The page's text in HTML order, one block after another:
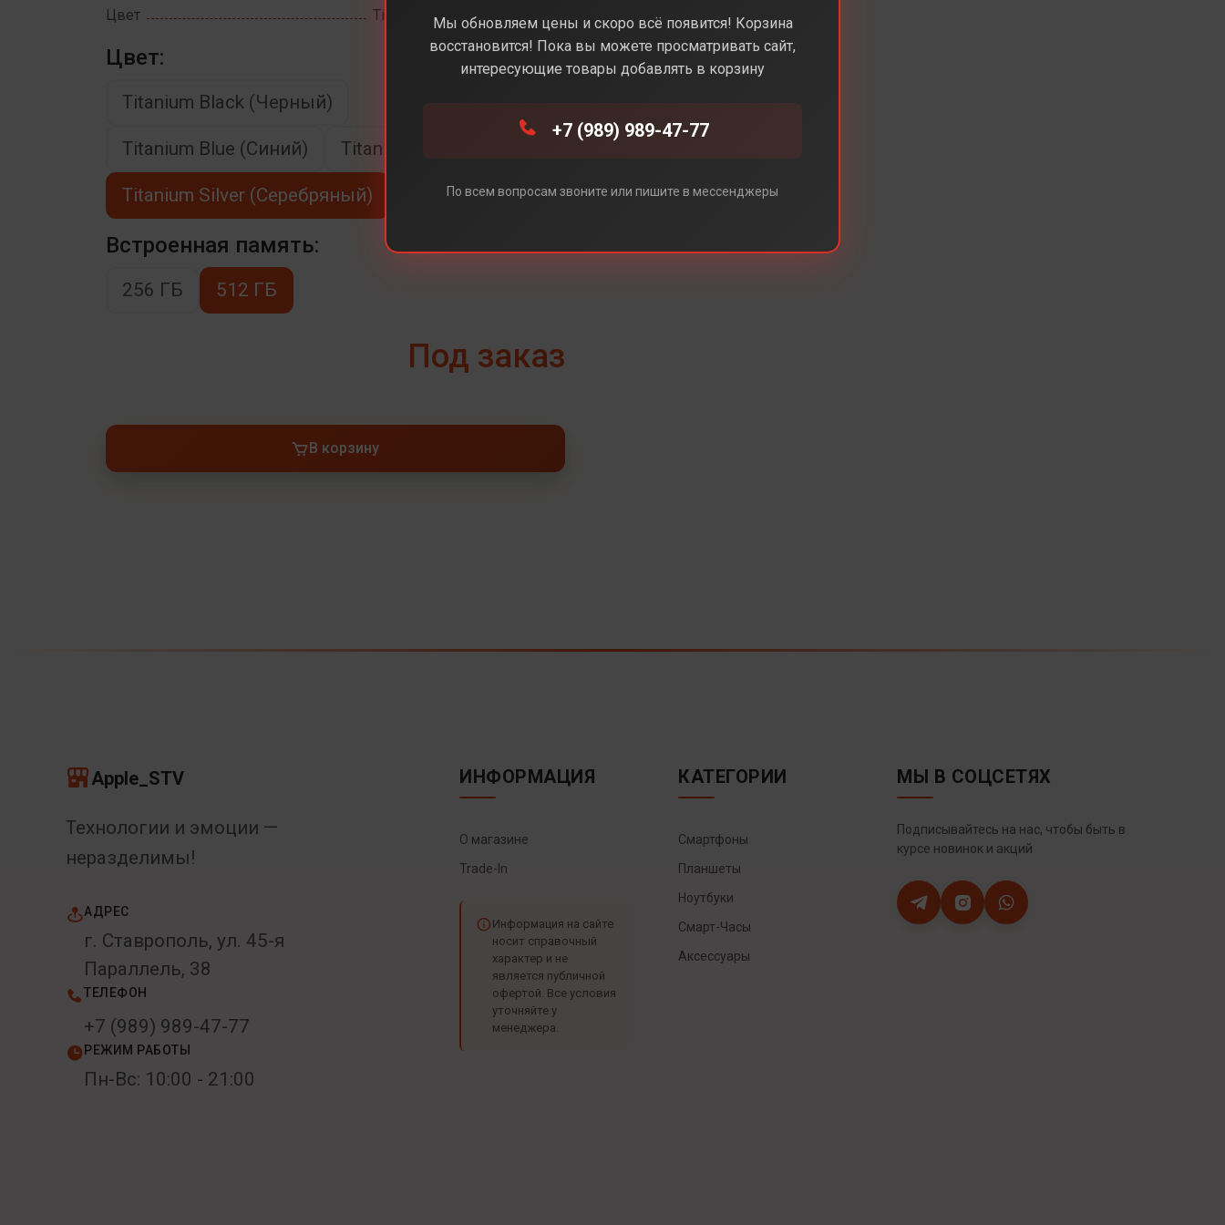
Цвет Titanium Silver (Серебряный)
Цвет:
Titanium Black (Черный)
Titanium Blue (Синий) Titanium Gray (Серый)
Titanium Silver (Серебряный)
Встроенная память:
256 ГБ 512 ГБ
Под заказ
В корзину
Apple_STV
Технологии и эмоции —
неразделимы!
АДРЕС
г. Ставрополь, ул. 45-я
Параллель, 38
ТЕЛЕФОН
+7 (989) 989-47-77
РЕЖИМ РАБОТЫ
Пн-Вс: 10:00 - 21:00
ИНФОРМАЦИЯ
О магазине
Trade-In
Информация на сайте
носит справочный
характер и не
является публичной
офертой. Все условия
уточняйте у
менеджера.
КАТЕГОРИИ
Смартфоны
Планшеты
Ноутбуки
Смарт-Часы
Аксессуары
МЫ В СОЦСЕТЯХ
Подписывайтесь на нас, чтобы быть в
курсе новинок и акций
Мы обновляем цены и скоро всё появится! Корзина
восстановится! Пока вы можете просматривать сайт,
интересующие товары добавлять в корзину
+7 (989) 989-47-77
По всем вопросам звоните или пишите в мессенджеры